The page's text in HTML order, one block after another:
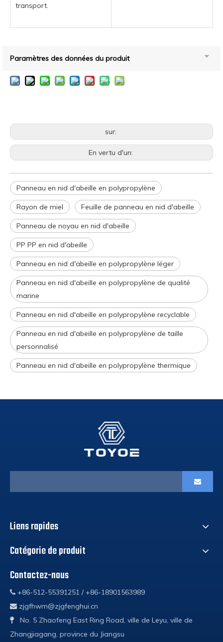
transport.
Paramètres des données du produit
sur:
En vertu d'un:
Panneau en nid d'abeille en polypropylène
Rayon de miel Feuille de panneau en nid d'abeille
Panneau de noyau en nid d'abeille
PP PP en nid d'abeille
Panneau en nid d'abeille en polypropylène léger
Panneau en nid d'abeille en polypropylène de qualité
marine
Panneau en nid d'abeille en polypropylène recyclable
Panneau en nid d'abeille en polypropylène de taille
personnalisé
Panneau en nid d'abeille en polypropylène thermique
Liens rapides
Catégorie de produit
Contactez-nous
 +86-512-55391251 / +86-18901563989
 zjgfhwm@zjgfenghui.cn

No. 5 Zhaofeng East Ring Road, ville de Leyu, ville de
Zhangjiagang, province du Jiangsu